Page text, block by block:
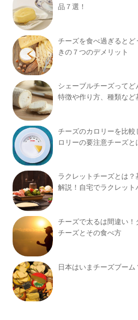
品７選！
チーズを食べ過ぎるとど
きの７つのデメリット
シェーブルチーズって
特徴や作り方、種類など
チーズのカロリーを比
ロリーの要注意チーズと
ラクレットチーズとは
解説！自宅でラクレット
チーズで太るは間違い
チーズとその食べ方
日本はいまチーズブーム